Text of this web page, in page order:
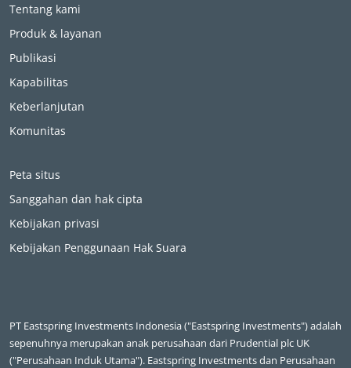
Tentang kami
Produk & layanan
Publikasi
Kapabilitas
Keberlanjutan
Komunitas
Peta situs
Sanggahan dan hak cipta
Kebijakan privasi
Kebijakan Penggunaan Hak Suara
PT Eastspring Investments Indonesia ("Eastspring Investments") adalah
sepenuhnya merupakan anak perusahaan dari Prudential plc UK
("Perusahaan Induk Utama"). Eastspring Investments dan Perusahaan